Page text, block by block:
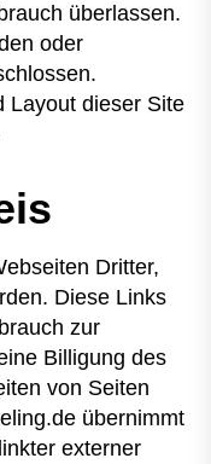
überlassen.
oder
Layout dieser Site
Dritter,
Diese Links
zur
Billigung des
von Seiten
übernimmt
externer